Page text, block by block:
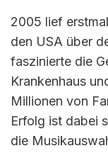
2005 lief
den USA über
faszinierte die
Krankenhaus
Millionen von
Erfolg ist dabei
die